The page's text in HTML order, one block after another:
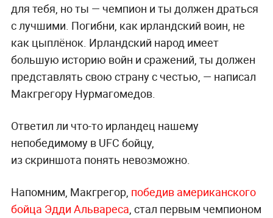
для тебя, но ты — чемпион и ты должен драться
с лучшими. Погибни, как ирландский воин, не
как цыплёнок. Ирландский народ имеет
большую историю войн и сражений, ты должен
представлять свою страну с честью, — написал
Макгрегору Нурмагомедов.
Ответил ли что-то ирландец нашему
непобедимому в UFC бойцу,
из скриншота понять невозможно.
Напомним, Макгрегор, победив американского
бойца Эдди Альвареса, стал первым чемпионом